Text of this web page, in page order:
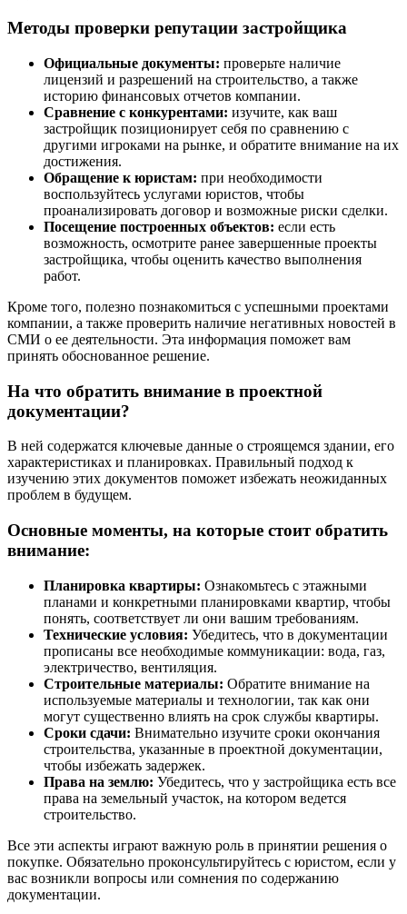
Методы проверки репутации застройщика
Официальные документы: проверьте наличие
лицензий и разрешений на строительство, а также
историю финансовых отчетов компании.
Сравнение с конкурентами: изучите, как ваш
застройщик позиционирует себя по сравнению с
другими игроками на рынке, и обратите внимание на их
достижения.
Обращение к юристам: при необходимости
воспользуйтесь услугами юристов, чтобы
проанализировать договор и возможные риски сделки.
Посещение построенных объектов: если есть
возможность, осмотрите ранее завершенные проекты
застройщика, чтобы оценить качество выполнения
работ.
Кроме того, полезно познакомиться с успешными проектами
компании, а также проверить наличие негативных новостей в
СМИ о ее деятельности. Эта информация поможет вам
принять обоснованное решение.
На что обратить внимание в проектной
документации?
В ней содержатся ключевые данные о строящемся здании, его
характеристиках и планировках. Правильный подход к
изучению этих документов поможет избежать неожиданных
проблем в будущем.
Основные моменты, на которые стоит обратить
внимание:
Планировка квартиры: Ознакомьтесь с этажными
планами и конкретными планировками квартир, чтобы
понять, соответствует ли они вашим требованиям.
Технические условия: Убедитесь, что в документации
прописаны все необходимые коммуникации: вода, газ,
электричество, вентиляция.
Строительные материалы: Обратите внимание на
используемые материалы и технологии, так как они
могут существенно влиять на срок службы квартиры.
Сроки сдачи: Внимательно изучите сроки окончания
строительства, указанные в проектной документации,
чтобы избежать задержек.
Права на землю: Убедитесь, что у застройщика есть все
права на земельный участок, на котором ведется
строительство.
Все эти аспекты играют важную роль в принятии решения о
покупке. Обязательно проконсультируйтесь с юристом, если у
вас возникли вопросы или сомнения по содержанию
документации.